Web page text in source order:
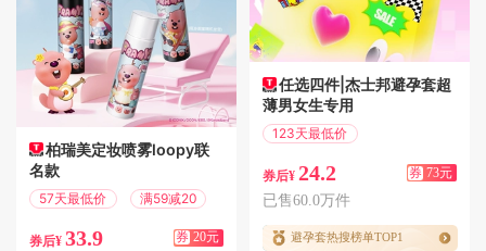
柏瑞美定妆喷雾loopy联
名款
57天最低价 满59减20
券后¥ 33.9 券 20元
任选四件|杰士邦避孕套超
薄男女生专用
123天最低价
券后¥ 24.2 券 73元
已售60.0万件
避孕套热搜榜单TOP1